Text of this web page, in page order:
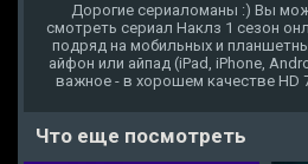
Дорогие сериаломаны :) Вы
смотреть сериал Наклз 1 сезон
подряд на мобильных и
айфон или айпад (iPad, iPhone,
важное - в хорошем качестве HD
Что еще посмотреть